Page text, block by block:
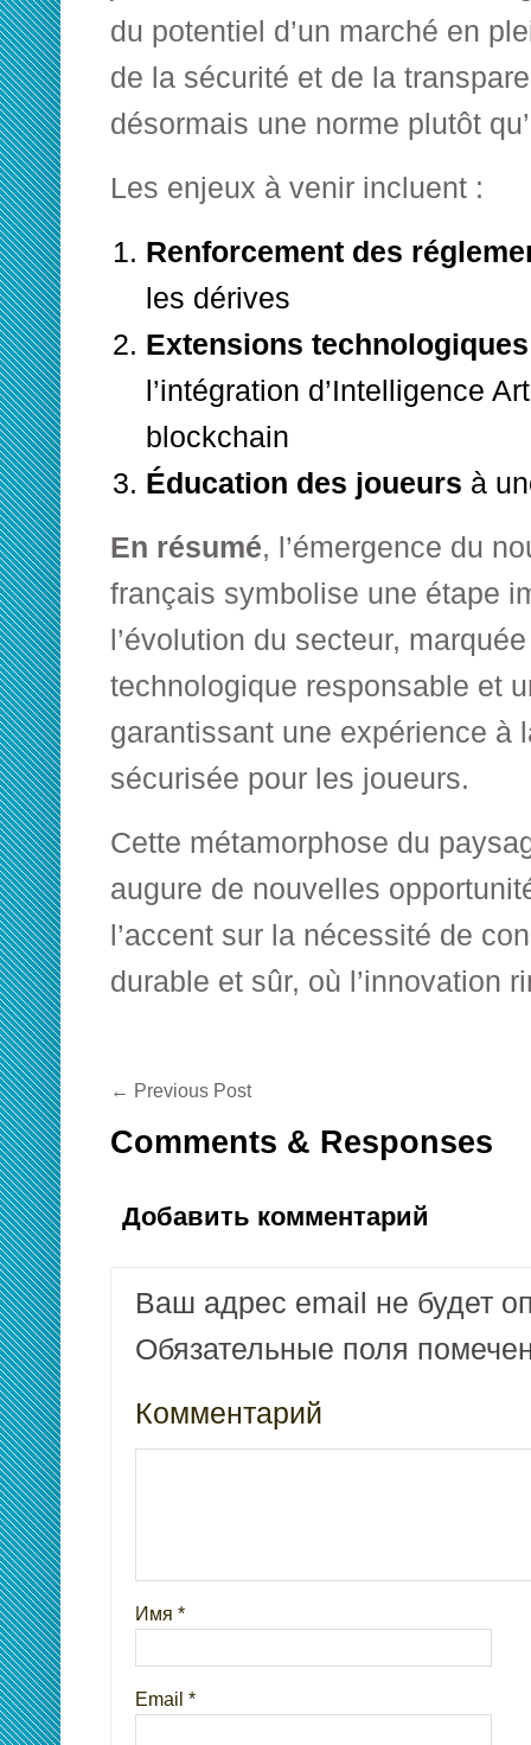
du potentiel d’un marché en
de la sécurité et de la
désormais une norme plutôt
Les enjeux à venir incluent :
Renforcement des
les dérives
Extensions technologiques
l’intégration d’Intelligence
blockchain
Éducation des joueurs à
En résumé, l’émergence du
français symbolise une étape
l’évolution du secteur,
technologique responsable et
garantissant une expérience à
sécurisée pour les joueurs.
Cette métamorphose du
augure de nouvelles
l’accent sur la nécessité de
durable et sûr, où l’innovation
← Previous Post
Comments & Responses
Добавить комментарий
Ваш адрес email не будет
Обязательные поля
Комментарий
Имя *
Email *